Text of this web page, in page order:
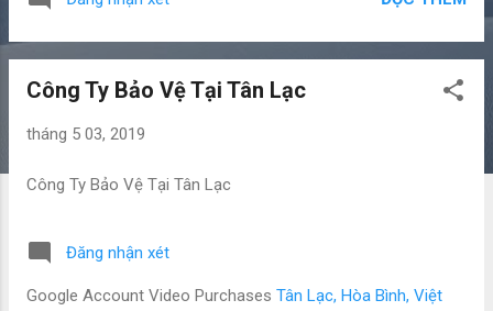
Công Ty Bảo Vệ Tại Tân Lạc
tháng 5 03, 2019
Công Ty Bảo Vệ Tại Tân Lạc
Đăng nhận xét
Google Account Video Purchases Tân Lạc, Hòa Bình, Việt